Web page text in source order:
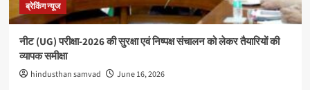
ब्रेकिंग न्यूज
नीट (UG) परीक्षा-2026 की सुरक्षा एवं निष्पक्ष संचालन को लेकर तैयारियों की
व्यापक समीक्षा
hindusthan samvad June 16, 2026